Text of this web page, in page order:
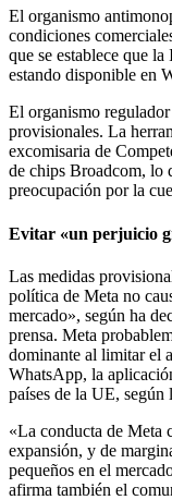
El organismo
condiciones
que se establece que
estando disponible en
El organismo
provisionales. La
excomisaria de
de chips Broadcom, lo
preocupación por la
Evitar «un perjuicio
Las medidas
política de Meta no
mercado», según ha
prensa. Meta
dominante al limitar el
WhatsApp, la
países de la UE, según
«La conducta de Meta
expansión, y de
pequeños en el
afirma también el